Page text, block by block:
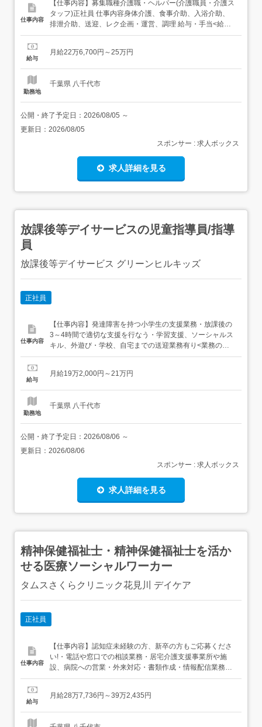
仕事内容
【仕事内容】募集職種介護職・ヘルパー(介護職員・介護ス
タッフ)正社員 仕事内容身体介護、食事介助、入浴介助、
排泄介助、送迎、レク企画・運営、調理 給与・手当<給与>
月給226,700〜250,000円<手当>交通費支給:実費(上限あ
専従1日勤:8:00～19:00(休憩60分) 勤務形態残業...
給与
月給22万6,700円～25万円
勤務地
千葉県 八千代市
公開・終了予定日： 2026/08/05 ～
更新日： 2026/08/05
スポンサー : 求人ボックス
求人詳細を見る
放課後等デイサービスの児童指導員/指導
員
放課後等デイサービス グリーンヒルキッズ
正社員
仕事内容
【仕事内容】発達障害を持つ小学生の支援業務・放課後の
3～4時間で適切な支援を行なう・学習支援、ソーシャルス
キル、外遊び・学校、自宅までの送迎業務有り<業務の変
更範囲:会社の定める業務> 雇用期間の定めなし転勤の可能
件><いずれかの資格を所持で可>・小学校教諭免許(専修・
給与
月給19万2,000円～21万円
勤務地
千葉県 八千代市
公開・終了予定日： 2026/08/06 ～
更新日： 2026/08/06
スポンサー : 求人ボックス
求人詳細を見る
精神保健福祉士・精神保健福祉士を活か
せる医療ソーシャルワーカー
タムスさくらクリニック花見川 デイケア
正社員
仕事内容
【仕事内容】認知症未経験の方、新卒の方もご応募くださ
い!・電話や窓口での相談業務・居宅介護支援事業所や施
設、病院への営業・外来対応・書類作成・情報配信業務・
関係機関との連携・患者様対応 など 業務の変更の範囲:会
更の範囲:会社の定める範囲で就業場所変更の可能性あり
給与
月給28万7,736円～39万2,435円